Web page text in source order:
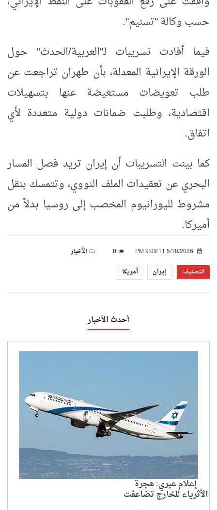
حسب وكالة "تسنيم".
فيما أفادت تسريبات لـ"العربية/الحدث" حول
الورقة الإيرانية المعدلة، بأن طهران تراجعت عن
طلب تعويضات مستعيضة عنها بتسهيلات
اقتصادية، وطلبت ضمانات دولية متعددة لأي
اتفاق.
كما بينت التسريبات أن إيران تريد فصل المسار
البحري عن تعقيدات الملف النووي، وتتمسك بنقل
مشروط لليورانيوم المخصب إلى روسيا بدلاً من
أميركا.
0
الأخبار
التصنيف:
إيران أمريكا
أحدث الأخبار
إعلام عبري: هجرة
الأثرياء للخارج تضاعفت